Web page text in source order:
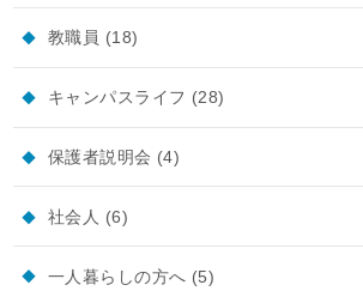
教職員 (18)
キャンパスライフ (28)
保護者説明会 (4)
社会人 (6)
一人暮らしの方へ (5)